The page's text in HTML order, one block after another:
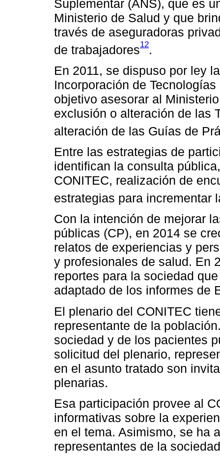
Suplementar (ANS), que es
Ministerio de Salud y que
través de aseguradoras
de trabajadores12.
En 2011, se dispuso por ley
Incorporación de
objetivo asesorar al
exclusión o alteración de las
alteración de las Guías de
Entre las estrategias de
identifican la consulta
CONITEC, realización de
estrategias para incrementar
Con la intención de mejorar
públicas (CP), en 2014 se
relatos de experiencias y
y profesionales de salud. En
reportes para la sociedad
adaptado de los informes de
El plenario del CONITEC
representante de la
sociedad y de los pacientes
solicitud del plenario,
en el asunto tratado son
plenarias.
Esa participación provee al
informativas sobre la
en el tema. Asimismo, se ha
representantes de la